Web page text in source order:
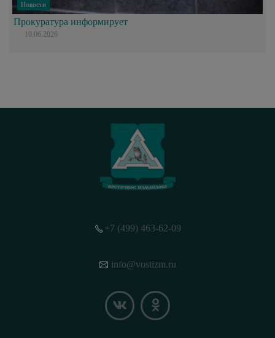
Новости
Прокуратура информирует
10.06.2026
+7 (499) 463-62-09
info@vostizm.ru